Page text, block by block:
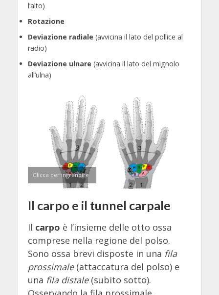
l’alto)
Rotazione
Deviazione radiale (avvicina il lato del pollice al
radio)
Deviazione ulnare (avvicina il lato del mignolo
all’ulna)
Clicca per ingrandire
Il carpo e il tunnel carpale
Il carpo è l’insieme delle otto ossa
comprese nella regione del polso.
Sono ossa brevi disposte in una fila
prossimale(attaccatura del polso) e
una fila distale(subito sotto).